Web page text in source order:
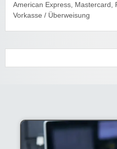
American Express, Mastercard,
Vorkasse / Überweisung